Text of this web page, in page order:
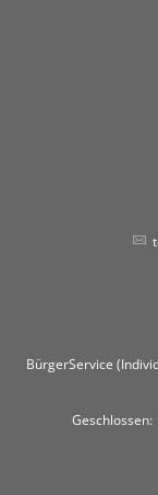
BürgerService
Klicken, um
Geschlossen: